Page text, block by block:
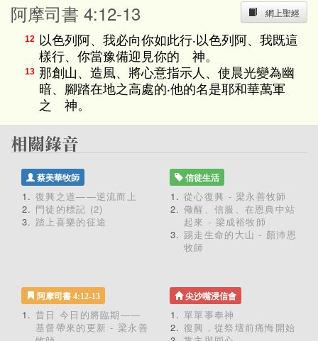
網上聖經
阿摩司書 4:12-13
12 以色列阿、我必向你如此行‧以色列阿、我既這
樣行、你當豫備迎見你的 神。
13 那創山、造風、將心意指示人、使晨光變為幽
暗、腳踏在地之高處的‧他的名是耶和華萬軍
之 神。
蔡美華牧師
復興之道——逆流而上
門徒的標記 (2)
踏上喜樂的征途
信徒生活
從心復興 - 梁永善牧師
儆醒、信服、在恩典中站
起來 - 梁成裕牧師
踢走生命的大山 - 顏沛恩
牧師
阿摩司書 4:12-13
昔日 今日的將臨期——
基督帶來的更新 - 梁永善
尖沙嘴浸信會
單單事奉神
復興，從祭壇前痛悔開始